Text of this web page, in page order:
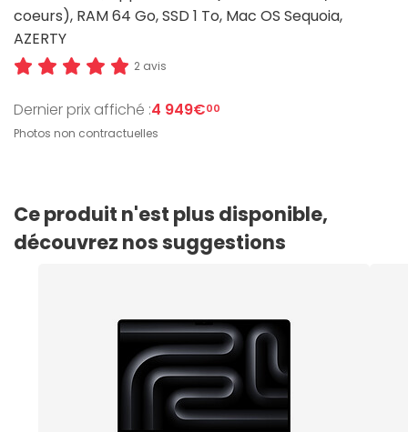
coeurs), RAM 64 Go, SSD 1 To, Mac OS Sequoia,
AZERTY
2 avis
Dernier prix affiché :4 949€00
Photos non contractuelles
Ce produit n'est plus disponible,
découvrez nos suggestions